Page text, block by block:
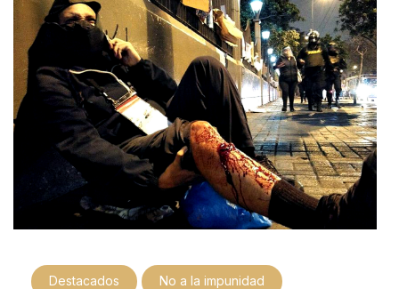
Destacados No a la impunidad